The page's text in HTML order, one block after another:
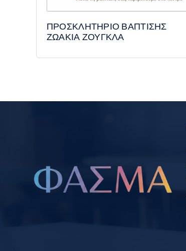
ΠΡΟΣΚΛΗΤΗΡΙΟ ΒΑΠΤΙΣΗΣ
ΖΩΑΚΙΑ ΖΟΥΓΚΛΑ